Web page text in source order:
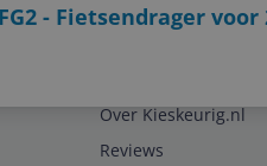
- Fietsendrager
Over Kieskeurig.nl
Reviews